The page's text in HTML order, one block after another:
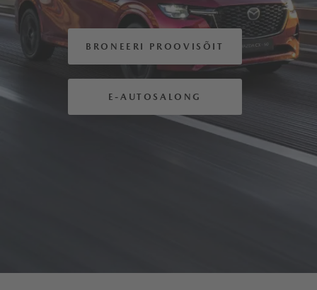
BRONEERI PROOVISÕIT
E-AUTOSALONG